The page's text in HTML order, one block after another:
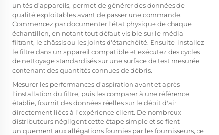
unités d'appareils, permet de générer des données de
qualité exploitables avant de passer une commande.
Commencez par documenter l'état physique de chaque
échantillon, en notant tout défaut visible sur le média
filtrant, le châssis ou les joints d'étanchéité. Ensuite, installez
le filtre dans un appareil compatible et exécutez des cycles
de nettoyage standardisés sur une surface de test mesurée
contenant des quantités connues de débris.
Mesurer les performances d'aspiration avant et après
l'installation du filtre, puis les comparer à une référence
établie, fournit des données réelles sur le débit d'air
directement liées à l'expérience client. De nombreux
distributeurs négligent cette étape simple et se fient
uniquement aux allégations fournies par les fournisseurs, ce